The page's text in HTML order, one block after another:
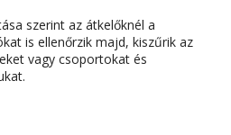
szerint az átkelőknél a
is ellenőrzik majd, kiszűrik az
vagy csoportokat és